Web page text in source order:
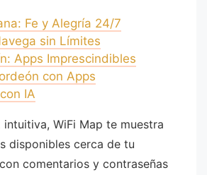
Fe y Alegría 24/7
sin Límites
Apps Imprescindibles
con Apps
IA
WiFi Map te muestra
disponibles cerca de tu
comentarios y contraseñas